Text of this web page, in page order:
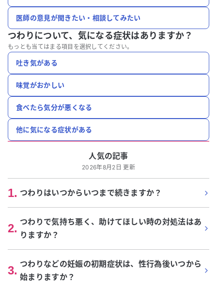
医師の意見が聞きたい・相談してみたい
つわりについて、 気になる症状はありますか？
もっとも当てはまる項目を選択してください。
吐き気がある
味覚がおかしい
食べたら気分が悪くなる
他に気になる症状がある
人気の記事
2026年8月2日 更新
1. つわりはいつからいつまで続きますか？
2. つわりで気持ち悪く、助けてほしい時の対処法はあ
りますか？
3. つわりなどの妊娠の初期症状は、性行為後いつから
始まりますか？